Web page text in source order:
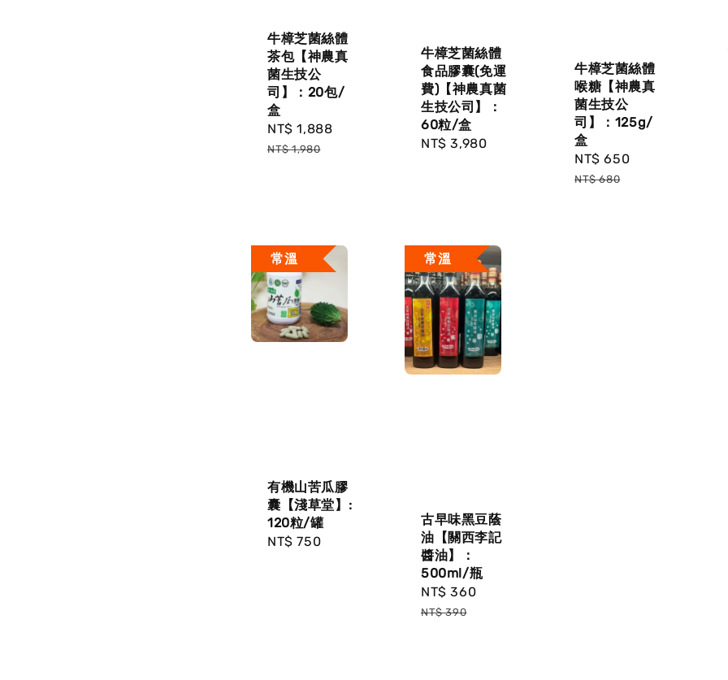
牛樟芝菌絲體
茶包【神農真
菌生技公
司】：20包/
盒
Sale
price
NT$ 1,888
NT$ 1,980
牛樟芝菌絲體
食品膠囊(免運
費)【神農真菌
生技公司】：
60粒/盒
Regular
NT$ 3,980
牛樟芝菌絲體
喉糖【神農真
菌生技公
司】：125g/
盒
Sale
price
NT$ 650
NT$ 680
常溫
有機山苦瓜膠
囊【淺草堂】:
120粒/罐
Regular
NT$ 750
常溫
古早味黑豆蔭
油【關西李記
醬油】：
500ml/瓶
Sale
price
NT$ 360
NT$ 390